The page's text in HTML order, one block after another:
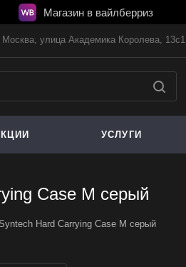
Магазин в вайлберриз
Москва, улица Академика Королева, 13с1
УСЛУГИ
Case M серый
Hard Carrying Case M серый